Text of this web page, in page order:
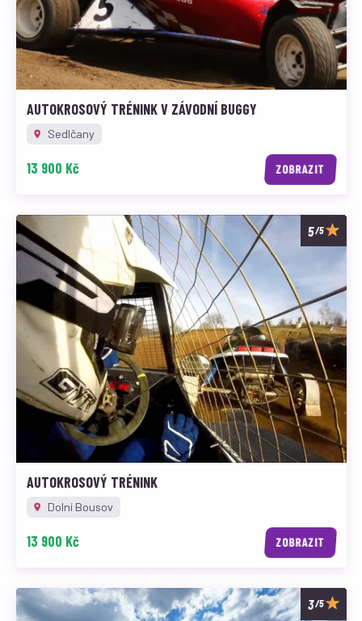
AUTOKROSOVÝ TRÉNINK V ZÁVODNÍ BUGGY
Sedlčany
13 900 Kč ZOBRAZIT
/5
AUTOKROSOVÝ TRÉNINK
Dolní Bousov
13 900 Kč ZOBRAZIT
/5